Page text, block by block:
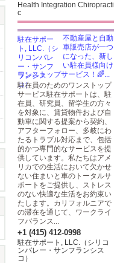
Health Integration Chiropracti
c
不動産屋と自動
車販売店が一つ
になった、新し
い駐在員様向け
ワンストップサービス！🌈...
駐在員のためのワンストップ
サービス駐在サポートは、駐
在員、研究員、留学生の方々
を対象に、賃貸物件および自
動車に関する提案から契約、
アフターフォロー、多岐にわ
たるトラブル対応まで、包括
的かつ専門的なサービスを提
供しています。私たちはアメ
リカでの生活において欠かせ
ない住まいと車のトータルサ
ポートをご提供し、ストレス
のない快適な生活をお約束い
たします。カリフォルニアで
の滞在を通じて、ワークライ
フバランス...
+1 (415) 412-0998
駐在サポート, LLC.（シリコ
ンバレー・サンフランシス
コ）